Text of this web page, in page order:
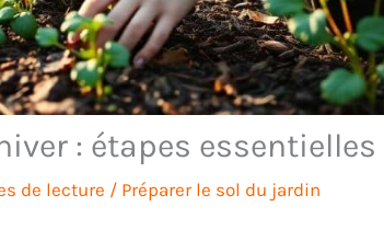
: étapes essentielles
de lecture / Préparer le sol du jardin